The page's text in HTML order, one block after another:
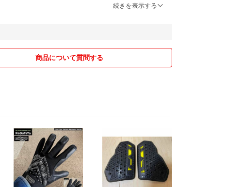
ついては即日発送可能な場合もありますが遅い場合は商品
記載している期日(概ね１週間)内での発送になりますので
は購入前に確認ください。
続きを表示する
商品について質問する